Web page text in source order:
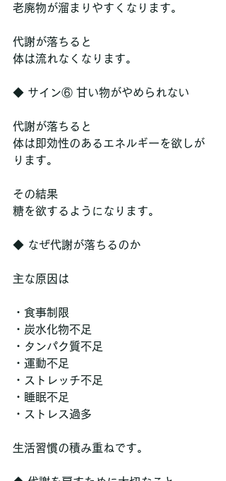
老廃物が溜まりやすくなります。
代謝が落ちると
体は流れなくなります。
◆ サイン⑥ 甘い物がやめられない
代謝が落ちると
体は即効性のあるエネルギーを欲しが
ります。
その結果
糖を欲するようになります。
◆ なぜ代謝が落ちるのか
主な原因は
・食事制限
・炭水化物不足
・タンパク質不足
・運動不足
・ストレッチ不足
・睡眠不足
・ストレス過多
生活習慣の積み重ねです。